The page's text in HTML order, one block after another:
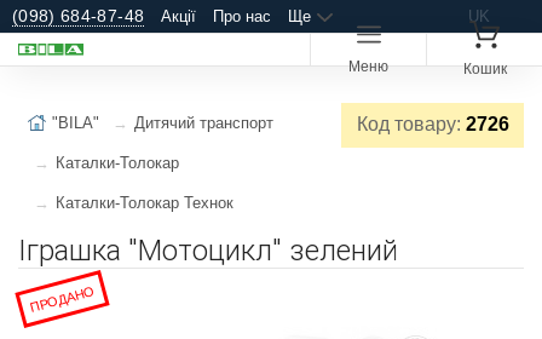
(098) 684-87-48 Акції Про нас Ще UK
Меню Кошик
Код товару: 2726
"BILA" Дитячий транспорт
Каталки-Толокар
Каталки-Толокар Технок
Іграшка "Мотоцикл" зелений
ПРОДАНО